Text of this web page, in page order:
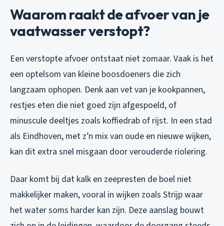
Waarom raakt de afvoer van je
vaatwasser verstopt?
Een verstopte afvoer ontstaat niet zomaar. Vaak is het
een optelsom van kleine boosdoeners die zich
langzaam ophopen. Denk aan vet van je kookpannen,
restjes eten die niet goed zijn afgespoeld, of
minuscule deeltjes zoals koffiedrab of rijst. In een stad
als Eindhoven, met z’n mix van oude en nieuwe wijken,
kan dit extra snel misgaan door verouderde riolering.
Daar komt bij dat kalk en zeepresten de boel niet
makkelijker maken, vooral in wijken zoals Strijp waar
het water soms harder kan zijn. Deze aanslag bouwt